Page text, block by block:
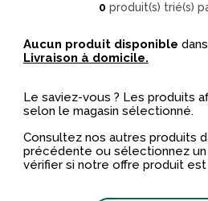
0 produit(s) trié(s)
Aucun produit disponible
Livraison à domicile.
Le saviez-vous ? Les produits
selon le magasin sélectionné.
Consultez nos autres produits
précédente ou sélectionnez un
vérifier si notre offre produit